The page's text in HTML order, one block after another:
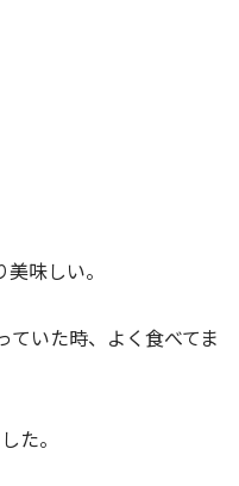
味しい。
いた時、よく食べてま
た。